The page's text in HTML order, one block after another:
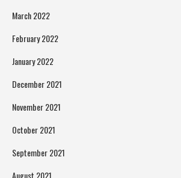
March 2022
February 2022
January 2022
December 2021
November 2021
October 2021
September 2021